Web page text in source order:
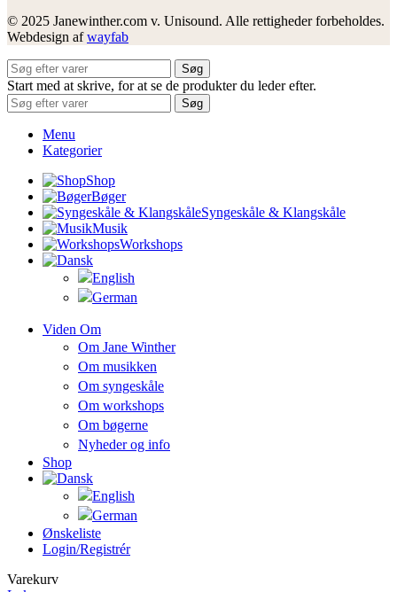
© 2025 Janewinther.com v. Unisound. Alle rettigheder forbeholdes.
Webdesign afwayfab
Søg
Start med at skrive, for at se de produkter du leder efter.
Søg
Menu
Kategorier
Shop
Bøger
Syngeskåle & Klangskåle
Musik
Workshops
Viden Om
Om Jane Winther
Om musikken
Om syngeskåle
Om workshops
Om bøgerne
Nyheder og info
Shop
Ønskeliste
Login/registrér
Varekurv